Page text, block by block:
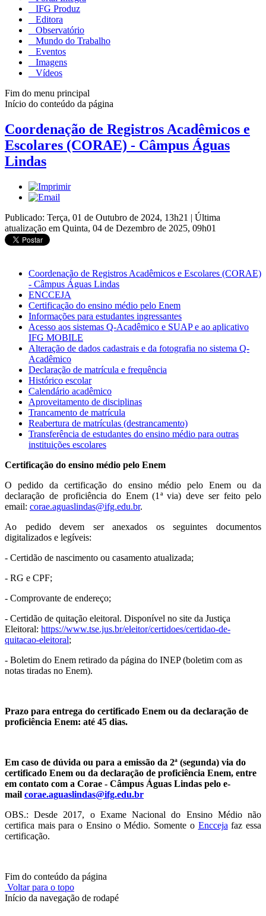
IFG Produz
Editora
Observatório
Mundo do Trabalho
Eventos
Imagens
Vídeos
Fim do menu principal
Início do conteúdo da página
Coordenação de Registros Acadêmicos e
Escolares (CORAE) - Câmpus Águas
Lindas
Publicado: Terça, 01 de Outubro de 2024, 13h21 | Última
atualização em Quinta, 04 de Dezembro de 2025, 09h01
Coordenação de Registros Acadêmicos e Escolares (CORAE)
- Câmpus Águas Lindas
ENCCEJA
Certificação do ensino médio pelo Enem
Informações para estudantes ingressantes
Acesso aos sistemas Q-Acadêmico e SUAP e ao aplicativo
IFG MOBILE
Alteração de dados cadastrais e da fotografia no sistema Q-
Acadêmico
Declaração de matrícula e frequência
Histórico escolar
Calendário acadêmico
Aproveitamento de disciplinas
Trancamento de matrícula
Reabertura de matrículas (destrancamento)
Transferência de estudantes do ensino médio para outras
instituições escolares
Certificação do ensino médio pelo Enem
O pedido da certificação do ensino médio pelo Enem ou da
declaração de proficiência do Enem (1ª via) deve ser feito pelo
email: corae.aguaslindas@ifg.edu.br.
Ao pedido devem ser anexados os seguintes documentos
digitalizados e legíveis:
- Certidão de nascimento ou casamento atualizada;
- RG e CPF;
- Comprovante de endereço;
- Certidão de quitação eleitoral. Disponível no site da Justiça
Eleitoral: https://www.tse.jus.br/eleitor/certidoes/certidao-de-
quitacao-eleitoral;
- Boletim do Enem retirado da página do INEP (boletim com as
notas tiradas no Enem).
Prazo para entrega do certificado Enem ou da declaração de
proficiência Enem: até 45 dias.
Em caso de dúvida ou para a emissão da 2ª (segunda) via do
certificado Enem ou da declaração de proficiência Enem, entre
em contato com a Corae - Câmpus Águas Lindas pelo e-
mail corae.aguaslindas@ifg.edu.br
OBS.: Desde 2017, o Exame Nacional do Ensino Médio não
certifica mais para o Ensino o Médio. Somente o Encceja faz essa
certificação.
Fim do conteúdo da página
Voltar para o topo
Início da navegação de rodapé